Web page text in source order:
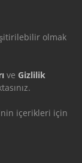
olmak
ve Gizlilik
içerikleri için